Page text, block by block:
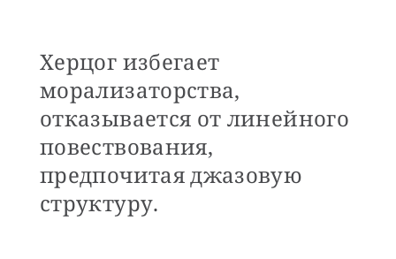
Херцог избегает
морализаторства,
отказывается от линейного
повествования,
предпочитая джазовую
структуру.